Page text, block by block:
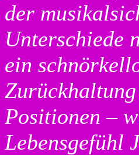
der
Unterschiede
ein
Positionen –
Lebensgefühl